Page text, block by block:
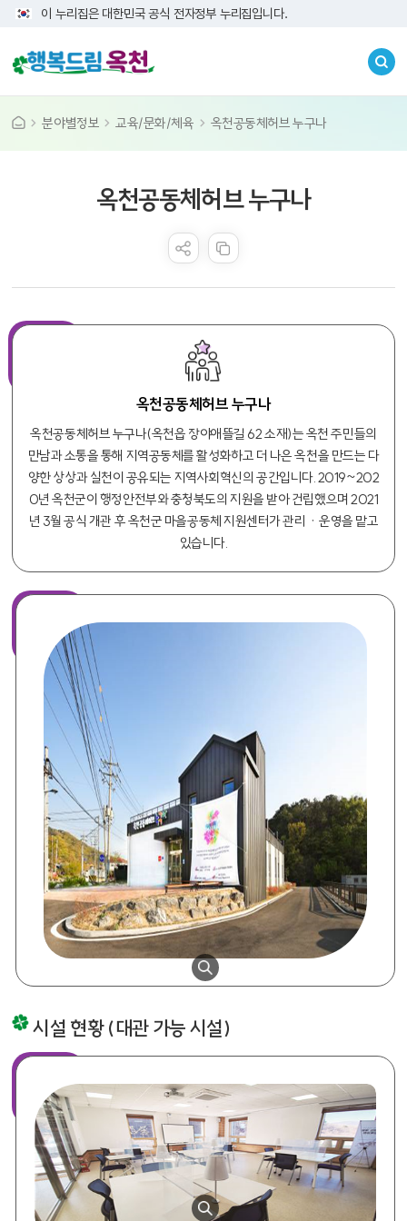
이 누리집은 대한민국 공식 전자정부 누리집입니다.
분야별정보 교육/문화/체육 옥천공동체허브 누구나
옥천공동체허브 누구나
옥천공동체허브 누구나
옥천공동체허브 누구나(옥천읍 장야애뜰길 62 소재)는 옥천 주민들의
만남과 소통을 통해 지역공동체를 활성화하고 더 나은 옥천을 만드는 다
양한 상상과 실천이 공유되는 지역사회혁신의 공간입니다. 2019~202
0년 옥천군이 행정안전부와 충청북도의 지원을 받아 건립했으며 2021
년 3월 공식 개관 후 옥천군 마을공동체 지원센터가 관리ㆍ운영을 맡고
있습니다.
시설 현황 (대관 가능 시설)